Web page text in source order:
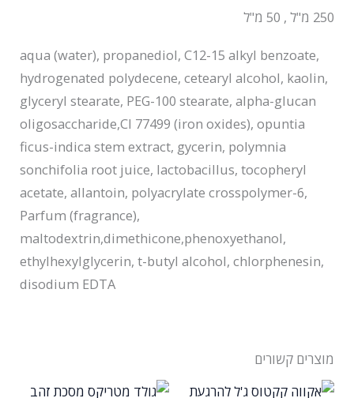
250 מ"ל , 50 מ"ל
aqua (water), propanediol, C12-15 alkyl benzoate,
hydrogenated polydecene, cetearyl alcohol, kaolin,
glyceryl stearate, PEG-100 stearate, alpha-glucan
oligosaccharide,CI 77499 (iron oxides), opuntia
ficus-indica stem extract, gycerin, polymnia
sonchifolia root juice, lactobacillus, tocopheryl
acetate, allantoin, polyacrylate crosspolymer-6,
Parfum (fragrance),
maltodextrin,dimethicone,phenoxyethanol,
ethylhexylglycerin, t-butyl alcohol, chlorphenesin,
disodium EDTA
מוצרים קשורים